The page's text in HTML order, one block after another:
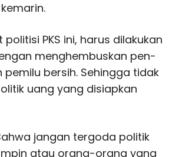
PKS ini, harus dilakukan
menghembuskan pen­
bersih. Sehingga tidak
uang yang disiapkan
jangan tergoda politik
atau orang-orang yang